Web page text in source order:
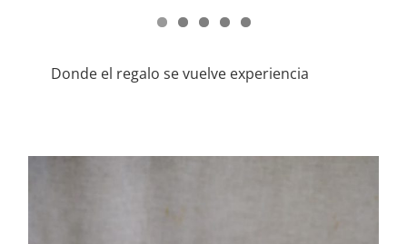
Donde el regalo se vuelve experiencia